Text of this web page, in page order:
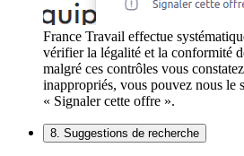
France Travail effectue
vérifier la légalité et la conformité
malgré ces contrôles vous
inappropriés, vous pouvez nous le
« Signaler cette offre ».
8. Suggestions de recherche